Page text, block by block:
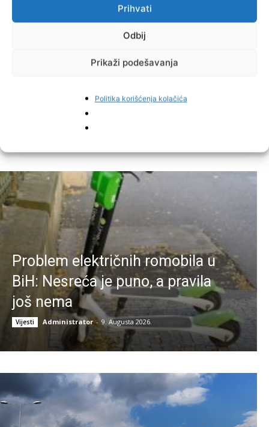
Prihvati
Odbij
Prikaži podešavanja
Politika korišćenja kolačića
Problem električnih romobila u
BiH: Nesreća je puno, a pravila
još nema
Vijesti Administrator - 9. Augusta 2026.